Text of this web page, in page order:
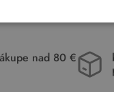
nad 80 €